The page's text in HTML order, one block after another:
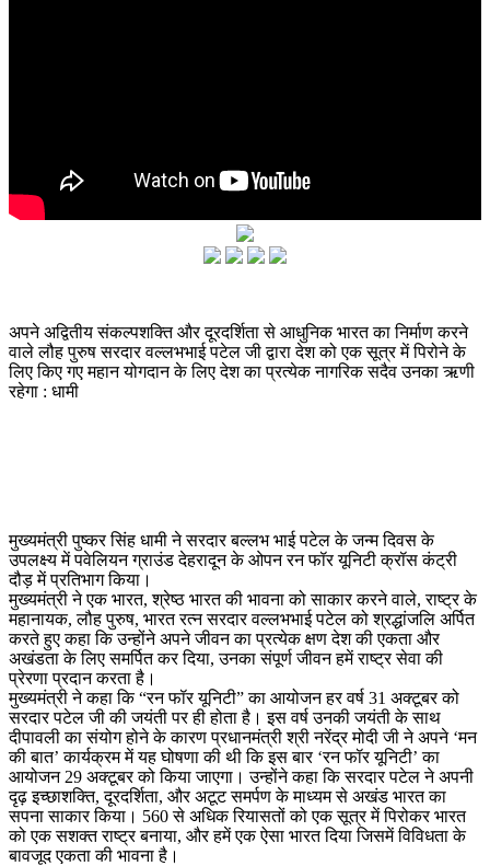
अपने अद्वितीय संकल्पशक्ति और दूरदर्शिता से आधुनिक भारत का निर्माण करने
वाले लौह पुरुष सरदार वल्लभभाई पटेल जी द्वारा देश को एक सूत्र में पिरोने के
लिए किए गए महान योगदान के लिए देश का प्रत्येक नागरिक सदैव उनका ऋणी
रहेगा : धामी
मुख्यमंत्री पुष्कर सिंह धामी ने सरदार बल्लभ भाई पटेल के जन्म दिवस के
उपलक्ष्य में पवेलियन ग्राउंड देहरादून के ओपन रन फॉर यूनिटी क्रॉस कंट्री
दौड़ में प्रतिभाग किया।
मुख्यमंत्री ने एक भारत, श्रेष्ठ भारत की भावना को साकार करने वाले, राष्ट्र के
महानायक, लौह पुरुष, भारत रत्न सरदार वल्लभभाई पटेल को श्रद्धांजलि अर्पित
करते हुए कहा कि उन्होंने अपने जीवन का प्रत्येक क्षण देश की एकता और
अखंडता के लिए समर्पित कर दिया, उनका संपूर्ण जीवन हमें राष्ट्र सेवा की
प्रेरणा प्रदान करता है।
मुख्यमंत्री ने कहा कि “रन फॉर यूनिटी” का आयोजन हर वर्ष 31 अक्टूबर को
सरदार पटेल जी की जयंती पर ही होता है। इस वर्ष उनकी जयंती के साथ
दीपावली का संयोग होने के कारण प्रधानमंत्री श्री नरेंद्र मोदी जी ने अपने ‘मन
की बात’ कार्यक्रम में यह घोषणा की थी कि इस बार ‘रन फॉर यूनिटी’ का
आयोजन 29 अक्टूबर को किया जाएगा। उन्होंने कहा कि सरदार पटेल ने अपनी
दृढ़ इच्छाशक्ति, दूरदर्शिता, और अटूट समर्पण के माध्यम से अखंड भारत का
सपना साकार किया। 560 से अधिक रियासतों को एक सूत्र में पिरोकर भारत
को एक सशक्त राष्ट्र बनाया, और हमें एक ऐसा भारत दिया जिसमें विविधता के
बावजूद एकता की भावना है।